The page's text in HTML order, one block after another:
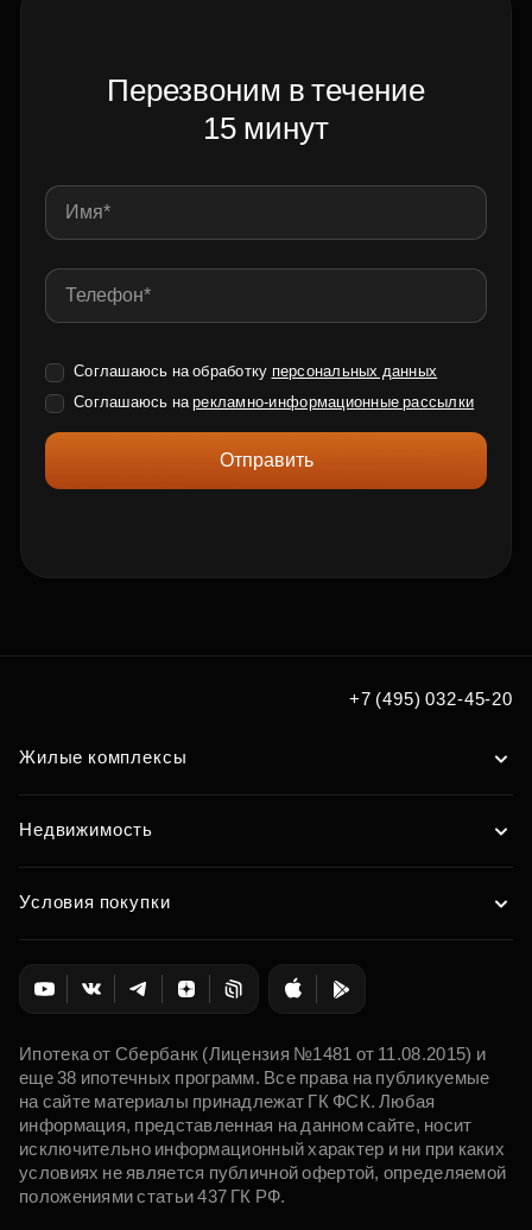
Перезвоним в течение
15 минут
Соглашаюсь на обработку персональных данных
Соглашаюсь нарекламно-информационные рассылки
Отправить
+7 (495) 032-45-20
Жилые комплексы
Недвижимость
Условия покупки
Ипотека от Сбербанк (Лицензия №1481 от 11.08.2015) и
еще 38 ипотечных программ. Все права на публикуемые
на сайте материалы принадлежат ГК ФСК. Любая
информация, представленная на данном сайте, носит
исключительно информационный характер и ни при каких
условиях не является публичной офертой, определяемой
положениями статьи 437 ГК РФ.